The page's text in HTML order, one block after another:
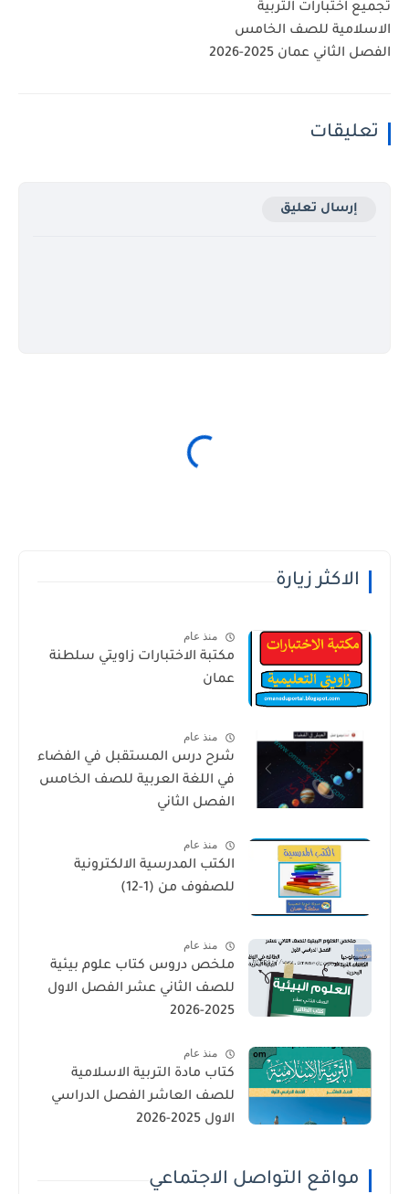
تجميع اختبارات التربية
الاسلامية للصف الخامس
الفصل الثاني عمان 2025-2026
تعليقات
إرسال تعليق
الاكثر زيارة
منذ عام
مكتبة الاختبارات زاويتي سلطنة
عمان
منذ عام
شرح درس المستقبل في الفضاء
في اللغة العربية للصف الخامس
الفصل الثاني
منذ عام
الكتب المدرسية الالكترونية
للصفوف من (1-12)
منذ عام
ملخص دروس كتاب علوم بيئية
للصف الثاني عشر الفصل الاول
2025-2026
منذ عام
كتاب مادة التربية الاسلامية
للصف العاشر الفصل الدراسي
الاول 2025-2026
مواقع التواصل الاجتماعي